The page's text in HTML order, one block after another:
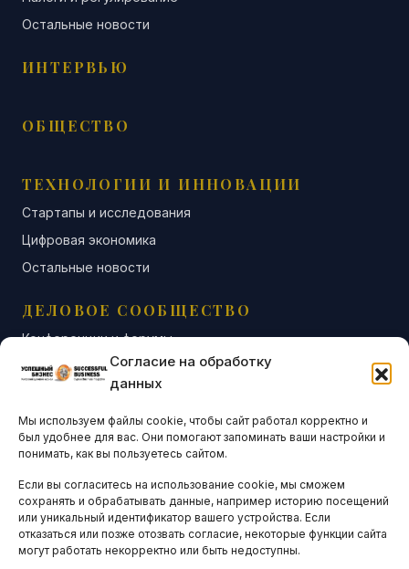
Согласие на обработку
данных
Мы используем файлы cookie, чтобы сайт работал корректно и
был удобнее для вас. Они помогают запоминать ваши настройки и
понимать, как вы пользуетесь сайтом.
Если вы согласитесь на использование cookie, мы сможем
сохранять и обрабатывать данные, например историю посещений
или уникальный идентификатор вашего устройства. Если
отказаться или позже отозвать согласие, некоторые функции сайта
могут работать некорректно или быть недоступны.
Остальные новости
ИНТЕРВЬЮ
ОБЩЕСТВО
ТЕХНОЛОГИИ И ИННОВАЦИИ
Стартапы и исследования
Цифровая экономика
Остальные новости
ДЕЛОВОЕ СООБЩЕСТВО
Конференции и форумы
Бизнес-клубы и ассоциации
Остальные новости
АНАЛИТИКА И СТАТИСТИКА
ARTICLES IN ENGLISH
НАВИГАЦИЯ